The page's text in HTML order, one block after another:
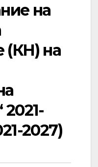
на
(КН) на
2027)